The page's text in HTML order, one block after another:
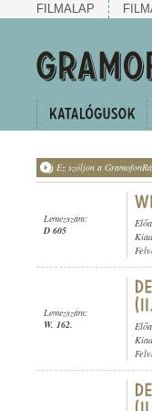
FILMALAP
Ez szóljon a
Lemezszám:
D 605
Lemezszám:
W. 162.